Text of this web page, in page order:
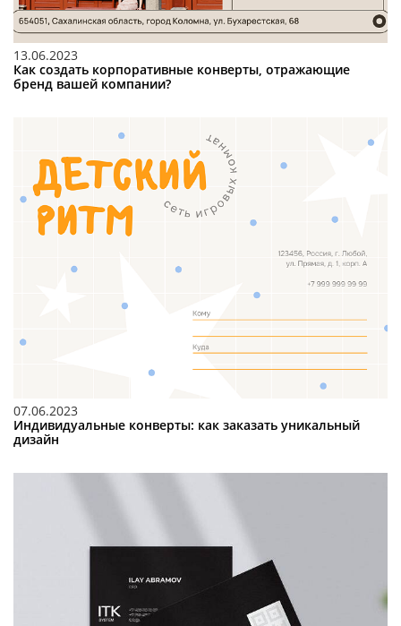
13.06.2023
Как создать корпоративные конверты, отражающие
бренд вашей компании?
07.06.2023
Индивидуальные конверты: как заказать уникальный
дизайн